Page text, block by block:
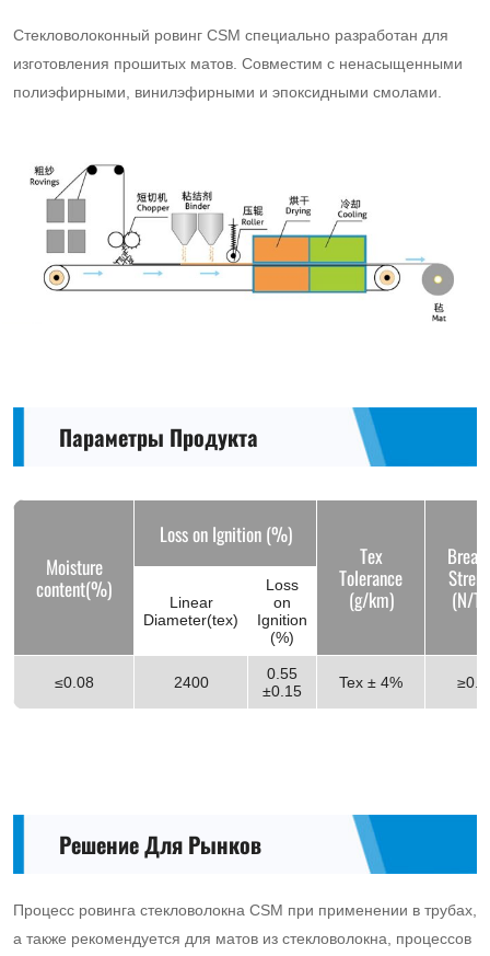
Стекловолоконный ровинг CSM специально разработан для
изготовления прошитых матов. Совместим с ненасыщенными
полиэфирными, винилэфирными и эпоксидными смолами.
Параметры Продукта
Moisture
content(%)
Loss on Ignition (%)
Tex
Tolerance
(g/km) (N/
Linear
Diameter(tex)
Loss
on
Ignition
(%)
≤0.08 2400
0.55
±0.15
Tex ± 4%
Решение Для Рынков
Процесс ровинга стекловолокна CSM при применении в трубах,
а также рекомендуется для матов из стекловолокна, процессов